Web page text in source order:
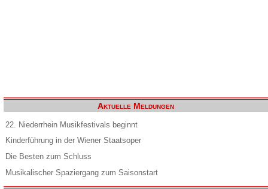
Aktuelle Meldungen
22. Niederrhein Musikfestivals beginnt
Kinderführung in der Wiener Staatsoper
Die Besten zum Schluss
Musikalischer Spaziergang zum Saisonstart